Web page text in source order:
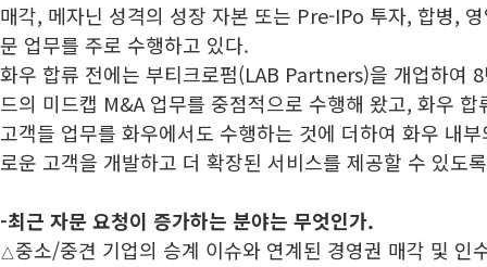
매각, 메자닌 성격의 성장 자본 또는 Pre-IPo 투자, 합병,
문 업무를 주로 수행하고 있다.
화우 합류 전에는 부티크로펌(LAB Partners)을 개업하여
드의 미드캡 M&A 업무를 중점적으로 수행해 왔고, 화우
고객들 업무를 화우에서도 수행하는 것에 더하여 화우 내
로운 고객을 개발하고 더 확장된 서비스를 제공할 수 있도
-최근 자문 요청이 증가하는 분야는 무엇인가.
△중소/중견 기업의 승계 이슈와 연계된 경영권 매각 및 인